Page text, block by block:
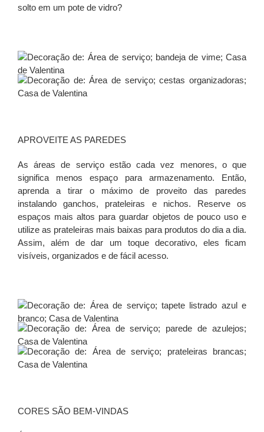
solto em um pote de vidro?
APROVEITE AS PAREDES
As áreas de serviço estão cada vez menores, o que
significa menos espaço para armazenamento. Então,
aprenda a tirar o máximo de proveito das paredes
instalando ganchos, prateleiras e nichos. Reserve os
espaços mais altos para guardar objetos de pouco uso e
utilize as prateleiras mais baixas para produtos do dia a dia.
Assim, além de dar um toque decorativo, eles ficam
visíveis, organizados e de fácil acesso.
CORES SÃO BEM-VINDAS